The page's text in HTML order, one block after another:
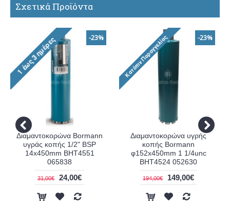
Σχετικά Προϊόντα
-23%
Διαμαντοκορώνα Bormann
υγράς κοπής 1/2" BSP
14x450mm BHT4551
065838
31,00€ 24,00€
-23%
Διαμαντοκορώνα υγρής
κοπής Bormann
φ152x450mm 1 1/4unc
BHT4524 052630
194,00€ 149,00€